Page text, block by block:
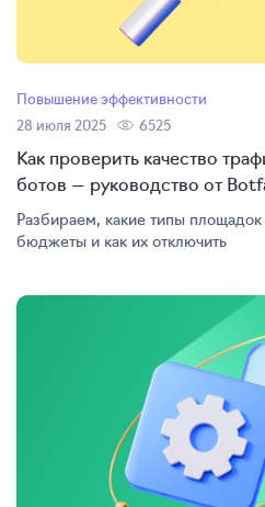
Повышение эффективности
28 июля 2025
6525
Как проверить качество
ботов — руководство от
Разбираем, какие типы
бюджеты и как их отключить